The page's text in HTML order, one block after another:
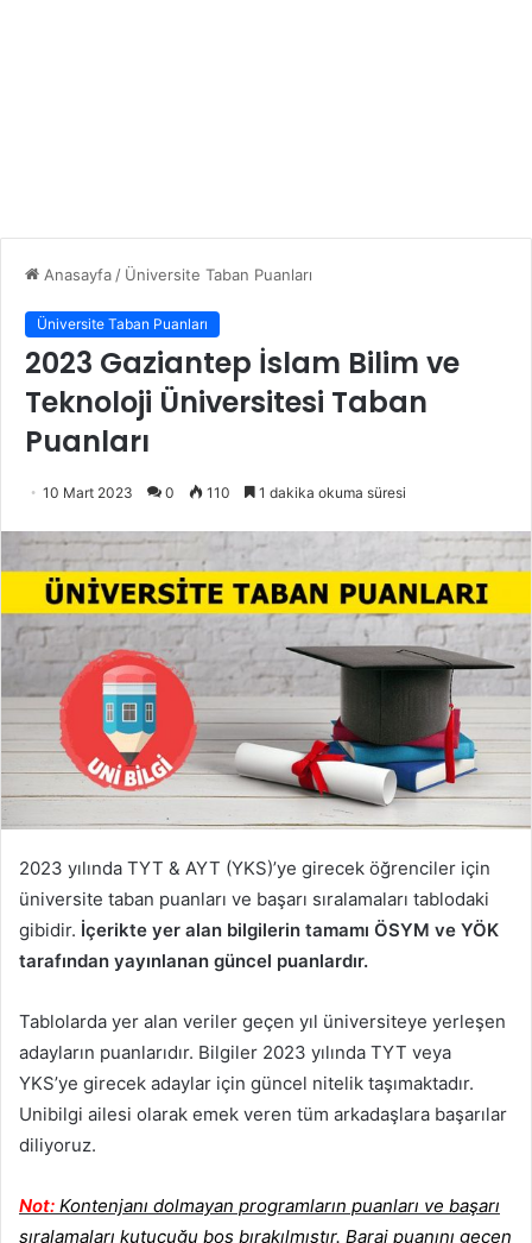
Anasayfa / Üniversite Taban Puanları
Üniversite Taban Puanları
2023 Gaziantep İslam Bilim ve
Teknoloji Üniversitesi Taban
Puanları
10 Mart 2023 0 110 1 dakika okuma süresi
2023 yılında TYT & AYT (YKS)’ye girecek öğrenciler için
üniversite taban puanları ve başarı sıralamaları tablodaki
gibidir. İçerikte yer alan bilgilerin tamamı ÖSYM ve YÖK
tarafından yayınlanan güncel puanlardır.
Tablolarda yer alan veriler geçen yıl üniversiteye yerleşen
adayların puanlarıdır. Bilgiler 2023 yılında TYT veya
YKS’ye girecek adaylar için güncel nitelik taşımaktadır.
Unibilgi ailesi olarak emek veren tüm arkadaşlara başarılar
diliyoruz.
Not: Kontenjanı dolmayan programların puanları ve başarı
sıralamaları kutucuğu boş bırakılmıştır. Baraj puanını geçen